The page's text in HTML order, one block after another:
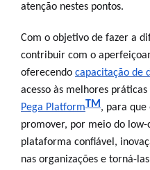
atenção nestes pontos.
Com o objetivo de fazer a
contribuir com o
oferecendo capacitação de
acesso às melhores
Pega PlatformTM, para que
promover, por meio do
plataforma confiável,
nas organizações e torná-